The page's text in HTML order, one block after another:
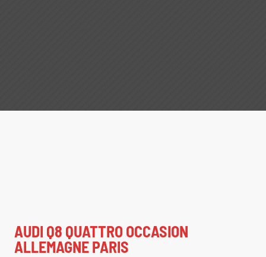
AUDI Q8 QUATTRO OCCASION
ALLEMAGNE PARIS